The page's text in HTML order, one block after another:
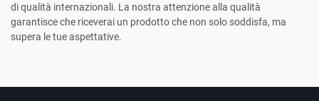
di qualità internazionali. La nostra attenzione alla qualità
garantisce che riceverai un prodotto che non solo soddisfa, ma
supera le tue aspettative.